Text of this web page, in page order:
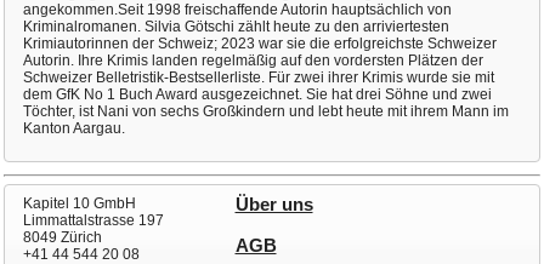
angekommen.Seit 1998 freischaffende Autorin hauptsächlich von
Kriminalromanen. Silvia Götschi zählt heute zu den arriviertesten
Krimiautorinnen der Schweiz; 2023 war sie die erfolgreichste Schweizer
Autorin. Ihre Krimis landen regelmäßig auf den vordersten Plätzen der
Schweizer Belletristik-Bestsellerliste. Für zwei ihrer Krimis wurde sie mit
dem GfK No 1 Buch Award ausgezeichnet. Sie hat drei Söhne und zwei
Töchter, ist Nani von sechs Großkindern und lebt heute mit ihrem Mann im
Kanton Aargau.
Kapitel 10 GmbH
Limmattalstrasse 197
8049 Zürich
+41 44 544 20 08
Über uns
AGB